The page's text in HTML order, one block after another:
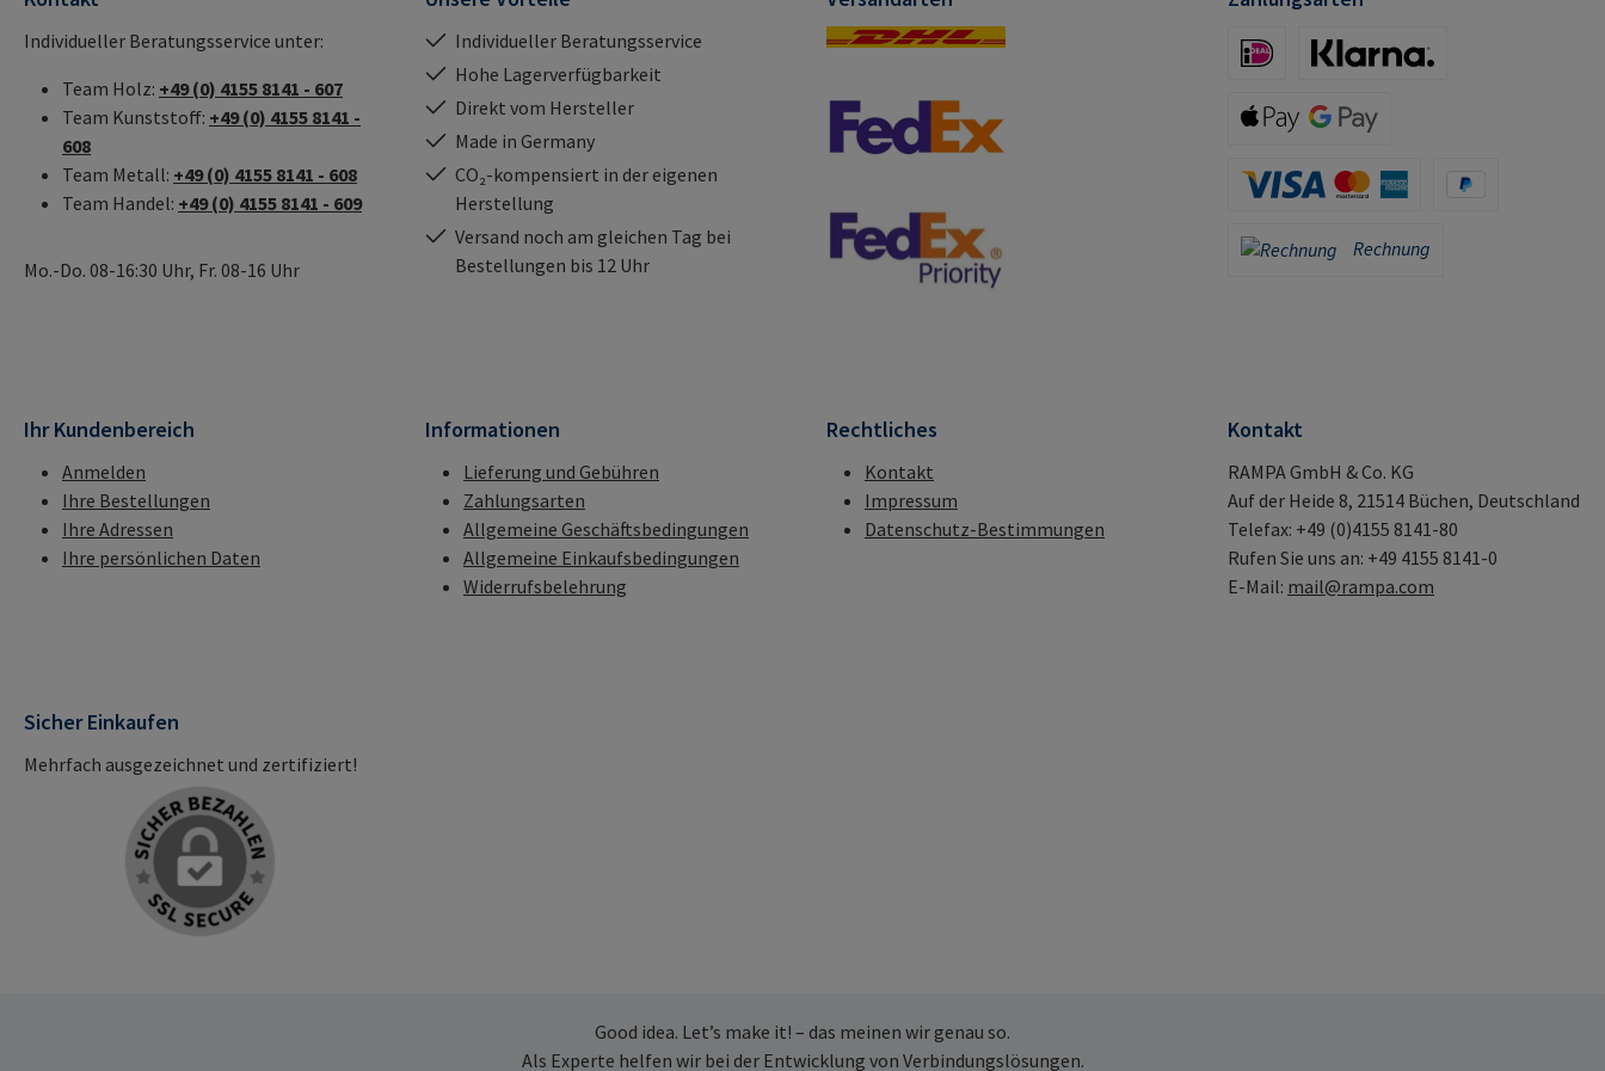
Individueller Beratungsservice unter:
Team Holz: +49 (0) 4155 8141 - 607
Team Kunststoff: +49 (0) 4155 8141 -
608
Team Metall: +49 (0) 4155 8141 - 608
Team Handel: +49 (0) 4155 8141 - 609
Mo.-Do. 08-16:30 Uhr, Fr. 08-16 Uhr
Individueller Beratungsservice
Hohe Lagerverfügbarkeit
Direkt vom Hersteller
Made in Germany
CO₂-kompensiert in der eigenen
Herstellung
Versand noch am gleichen Tag bei
Bestellungen bis 12 Uhr
Rechnung
Rechnung
Ihr Kundenbereich
Anmelden
Ihre Bestellungen
Ihre Adressen
Ihre persönlichen Daten
Informationen
Lieferung und Gebühren
Zahlungsarten
Allgemeine Geschäftsbedingungen
Allgemeine Einkaufsbedingungen
Widerrufsbelehrung
Rechtliches
Kontakt
Impressum
Datenschutz-Bestimmungen
Kontakt
RAMPA GmbH & Co. KG
Auf der Heide 8, 21514 Büchen, Deutschland
Telefax: +49 (0)4155 8141-80
Rufen Sie uns an: +49 4155 8141-0
E-Mail: mail@rampa.com
Sicher Einkaufen
Mehrfach ausgezeichnet und zertifiziert!
Good idea. Let’s make it! – das meinen wir genau so.
Als Experte helfen wir bei der Entwicklung von Verbindungslösungen.